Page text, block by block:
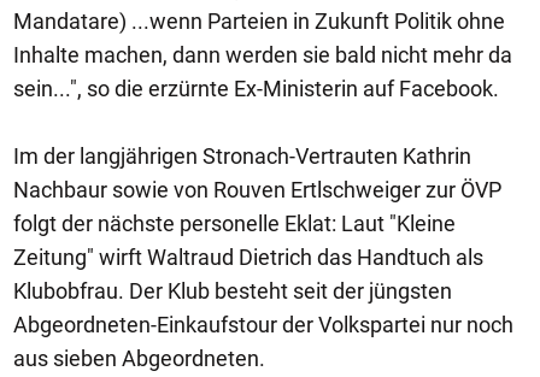
Mandatare) ...wenn Parteien in Zukunft Politik ohne
Inhalte machen, dann werden sie bald nicht mehr da
sein...", so die erzürnte Ex-Ministerin auf Facebook.
Im der langjährigen Stronach-Vertrauten Kathrin
Nachbaur sowie von Rouven Ertlschweiger zur ÖVP
folgt der nächste personelle Eklat: Laut "Kleine
Zeitung" wirft Waltraud Dietrich das Handtuch als
Klubobfrau. Der Klub besteht seit der jüngsten
Abgeordneten-Einkaufstour der Volkspartei nur noch
aus sieben Abgeordneten.